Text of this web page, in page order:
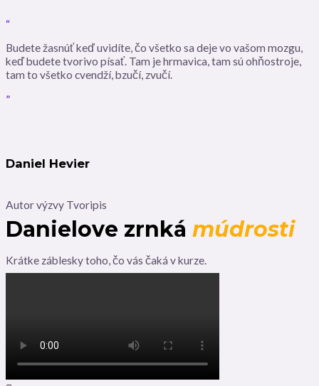
“
Budete žasnúť keď uvidíte, čo všetko sa deje vo vašom mozgu,
keď budete tvorivo písať. Tam je hrmavica, tam sú ohňostroje,
tam to všetko cvendží, bzučí, zvučí.
”
Daniel Hevier
Autor výzvy Tvoripis
Danielove zrnká múdrosti
Krátke záblesky toho, čo vás čaká v kurze.